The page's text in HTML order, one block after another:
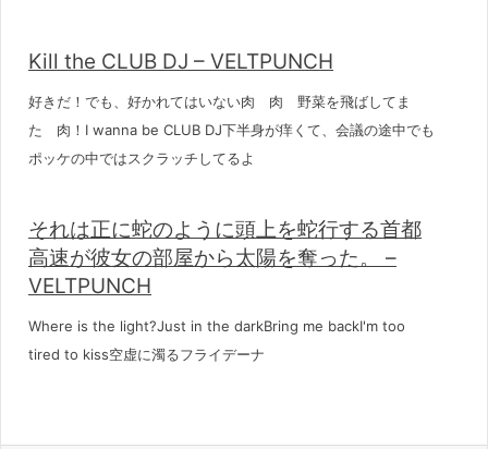
Kill the CLUB DJ – VELTPUNCH
好きだ！でも、好かれてはいない肉 肉 野菜を飛ばしてま
た 肉！I wanna be CLUB DJ下半身が痒くて、会議の途中でも
ポッケの中ではスクラッチしてるよ
それは正に蛇のように頭上を蛇行する首都
高速が彼女の部屋から太陽を奪った。 –
VELTPUNCH
Where is the light?Just in the darkBring me backI'm too
tired to kiss空虚に濁るフライデーナ